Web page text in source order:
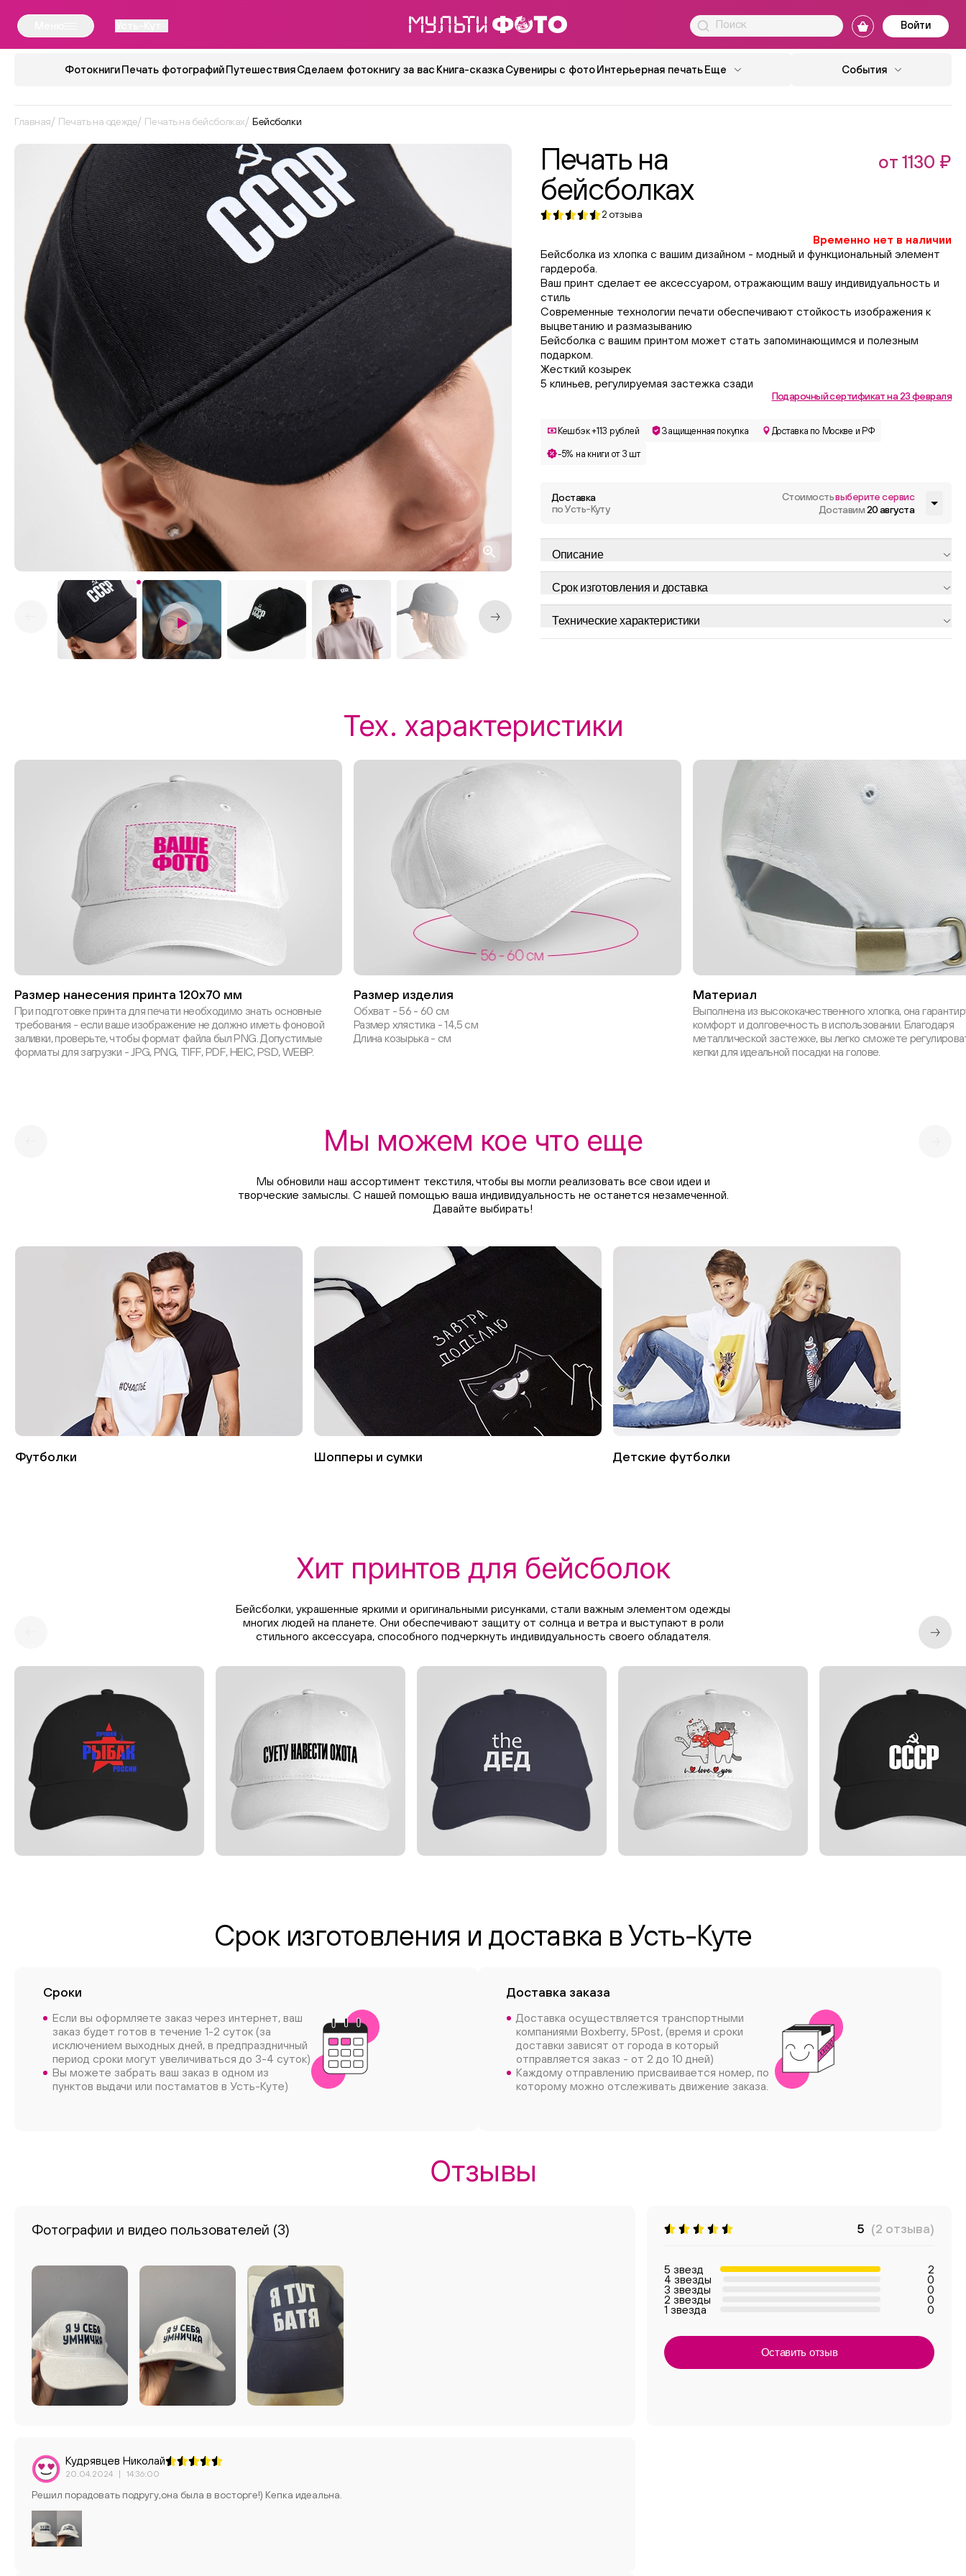
Войти
Фотокниги Печать фотографий Путешествия Сделаем фотокнигу за вас Книга-сказка Сувениры с фото Интерьерная печать Еще События
Главная Печать на одежде Печать на бейсболках Бейсболки
Печать на
бейсболках
от 1130 ₽
2 отзыва
Временно нет в наличии
Бейсболка из хлопка с вашим дизайном - модный и функциональный элемент
гардероба.
Ваш принт сделает ее аксессуаром, отражающим вашу индивидуальность и
стиль
Современные технологии печати обеспечивают стойкость изображения к
выцветанию и размазыванию
Бейсболка с вашим принтом может стать запоминающимся и полезным
подарком.
Жесткий козырек
5 клиньев, регулируемая застежка сзади
Подарочный сертификат на 23 февраля
Кешбэк +113 рублей Защищенная покупка Доставка по Москве и РФ
-5% на книги от 3 шт
Доставка
по Усть-Куту
Стоимостьвыберите сервис
Доставим20 августа
Описание
Срок изготовления и доставка
Технические характеристики
Тех. характеристики
Размер нанесения принта 120х70 мм
При подготовке принта для печати необходимо знать основные
требования - если ваше изображение не должно иметь фоновой
заливки, проверьте, чтобы формат файла был PNG. Допустимые
форматы для загрузки - JPG, PNG, TIFF, PDF, HEIC, PSD, WEBP.
Размер изделия
Обхват - 56 - 60 см
Размер хлястика - 14,5 см
Длина козырька - см
Материал
Выполнена из высококачественного хлопка, она
комфорт и долговечность в использовании. Благодаря
металлической застежке, вы легко сможете
кепки для идеальной посадки на голове.
Мы можем кое что еще
Мы обновили наш ассортимент текстиля, чтобы вы могли реализовать все свои идеи и
творческие замыслы. С нашей помощью ваша индивидуальность не останется незамеченной.
Давайте выбирать!
Футболки Шопперы и сумки Детские футболки
Хит принтов для бейсболок
Бейсболки, украшенные яркими и оригинальными рисунками, стали важным элементом одежды
многих людей на планете. Они обеспечивают защиту от солнца и ветра и выступают в роли
стильного аксессуара, способного подчеркнуть индивидуальность своего обладателя.
Срок изготовления и доставка в Усть-Куте
Сроки
Если вы оформляете заказ через интернет, ваш
заказ будет готов в течение 1-2 суток (за
исключением выходных дней, в предпраздничный
период сроки могут увеличиваться до 3-4 суток)
Вы можете забрать ваш заказ в одном из
пунктов выдачи или постаматов в Усть-Куте)
Доставка заказа
Доставка осуществляется транспортными
компаниями Boxberry, 5Post, (время и сроки
доставки зависят от города в который
отправляется заказ - от 2 до 10 дней)
Каждому отправлению присваивается номер, по
которому можно отслеживать движение заказа.
Отзывы
Фотографии и видео пользователей (3) 5 (2 отзыва)
5 звезд 2
4 звезды 0
3 звезды 0
2 звезды 0
1 звезда 0
Оставить отзыв
Кудрявцев Николай
20.04.2024 14:36:00
Решил порадовать подругу,она была в восторге!) Кепка идеальна.